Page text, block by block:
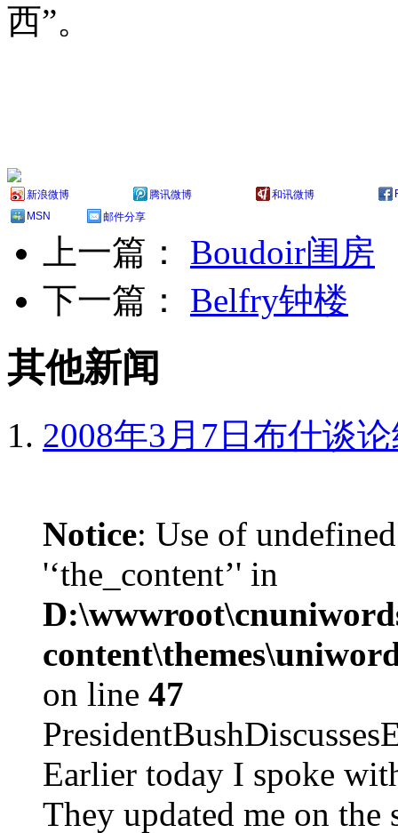
西”。
新浪微博 腾讯微博 和讯微博
MSN
邮件分享
上一篇： Boudoir闺房
下一篇： Belfry钟楼
其他新闻
2008年3月7日布什谈
Notice: Use of
'‘the_content’' in
on line 47
Earlier today I spoke
They updated me on the